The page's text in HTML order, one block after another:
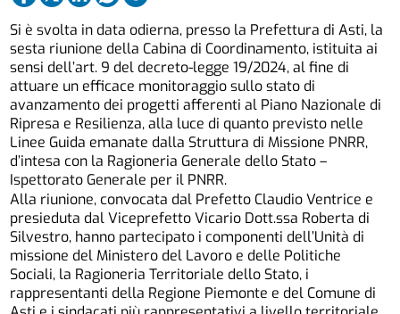
Si è svolta in data odierna, presso la Prefettura di Asti, la
sesta riunione della Cabina di Coordinamento, istituita ai
sensi dell’art. 9 del decreto-legge 19/2024, al fine di
attuare un efficace monitoraggio sullo stato di
avanzamento dei progetti afferenti al Piano Nazionale di
Ripresa e Resilienza, alla luce di quanto previsto nelle
Linee Guida emanate dalla Struttura di Missione PNRR,
d’intesa con la Ragioneria Generale dello Stato –
Ispettorato Generale per il PNRR.
Alla riunione, convocata dal Prefetto Claudio Ventrice e
presieduta dal Viceprefetto Vicario Dott.ssa Roberta di
Silvestro, hanno partecipato i componenti dell’Unità di
missione del Ministero del Lavoro e delle Politiche
Sociali, la Ragioneria Territoriale dello Stato, i
rappresentanti della Regione Piemonte e del Comune di